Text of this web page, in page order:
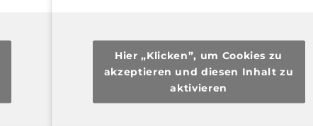
Hier „Klicken”, um Cookies zu
akzeptieren und diesen Inhalt zu
aktivieren